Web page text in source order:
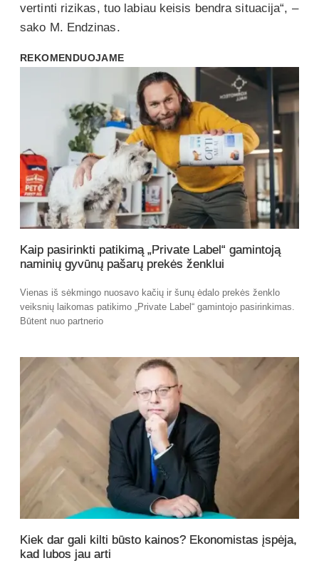
vertinti rizikas, tuo labiau keisis bendra situacija“, –
sako M. Endzinas.
REKOMENDUOJAME
Kaip pasirinkti patikimą „Private Label“ gamintoją
naminių gyvūnų pašarų prekės ženklui
Vienas iš sėkmingo nuosavo kačių ir šunų ėdalo prekės ženklo
veiksnių laikomas patikimo „Private Label“ gamintojo pasirinkimas.
Būtent nuo partnerio
Kiek dar gali kilti būsto kainos? Ekonomistas įspėja,
kad lubos jau arti